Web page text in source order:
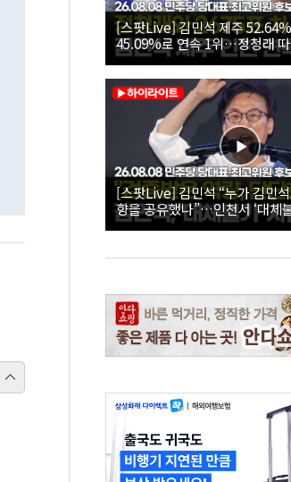
[스팟Live] 김민석 제주
45.09%로 연속 1위…정청래 따
26.08.08 더불어민주당 당대표·
보 인천 합동연설회
[스팟Live] 김민석 “누가 김민
향을 공유했나”…인천서 ‘대체
26.08.08 더불어민주당 당대표·